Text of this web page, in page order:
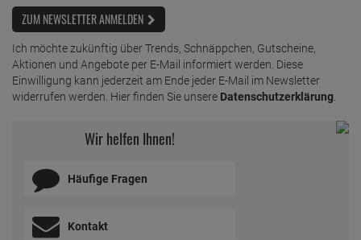
ZUM NEWSLETTER ANMELDEN
Ich möchte zukünftig über Trends, Schnäppchen, Gutscheine,
Aktionen und Angebote per E-Mail informiert werden. Diese
Einwilligung kann jederzeit am Ende jeder E-Mail im Newsletter
widerrufen werden. Hier finden Sie unsere Datenschutzerklärung
Wir helfen Ihnen!
Häufige Fragen
Kontakt